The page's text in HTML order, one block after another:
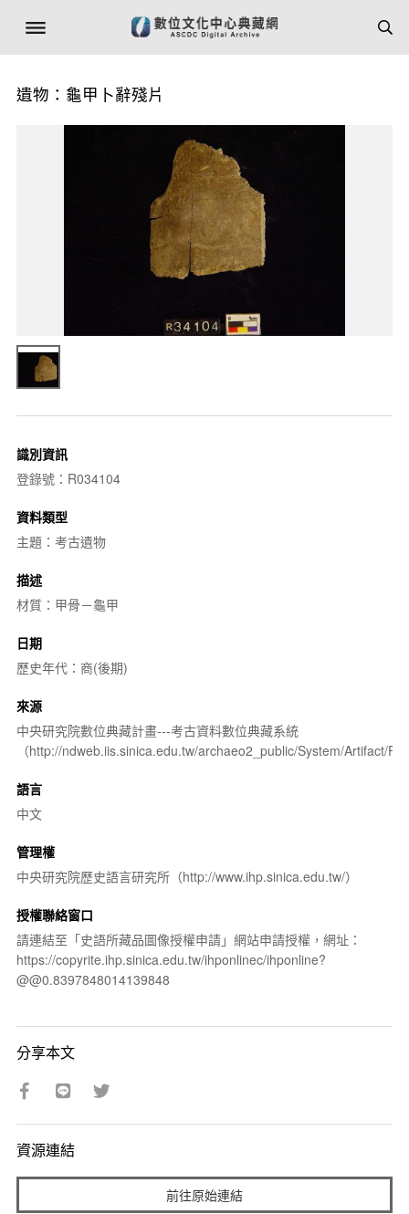
遺物：龜甲卜辭殘片
識別資訊
登錄號：R034104
資料類型
主題：考古遺物
描述
材質：甲骨－龜甲
日期
歷史年代：商(後期)
來源
中央研究院數位典藏計畫---考古資料數位典藏系統
（http://ndweb.iis.sinica.edu.tw/archaeo2_public/System/Artifact/
語言
中文
管理權
中央研究院歷史語言研究所（http://www.ihp.sinica.edu.tw/）
授權聯絡窗口
請連結至「史語所藏品圖像授權申請」網站申請授權，網址：
https://copyrite.ihp.sinica.edu.tw/ihponlinec/ihponline?
@@0.8397848014139848
分享本文
資源連結
前往原始連結